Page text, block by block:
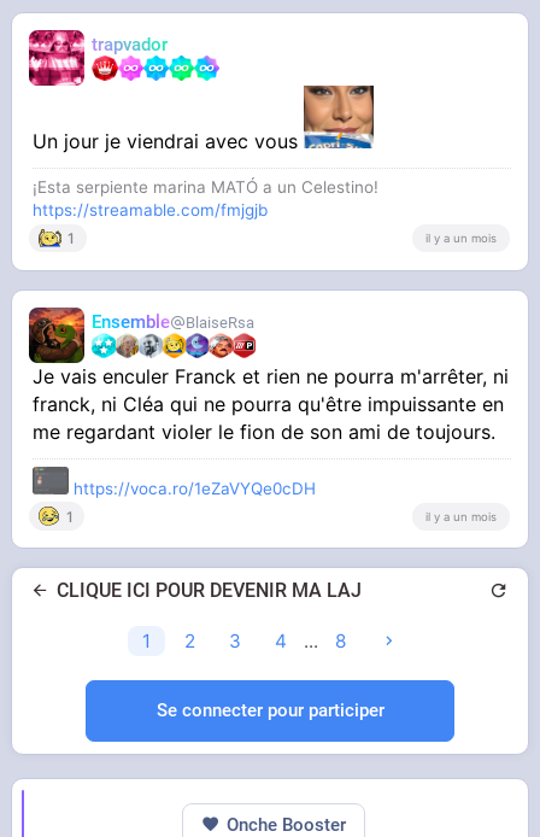
trapvador
Un jour je viendrai avec vous
¡Esta serpiente marina MATÓ a un Celestino!
https://streamable.com/fmjgjb
1 il y a un mois
Ensemble BlaiseRsa
Je vais enculer Franck et rien ne pourra m'arrêter, ni
franck, ni Cléa qui ne pourra qu'être impuissante en
me regardant violer le fion de son ami de toujours.
https://voca.ro/1eZaVYQe0cDH
1 il y a un mois
CLIQUE ICI POUR DEVENIR MA LAJ
1 2 3 4 ... 8
Se connecter pour participer
Onche Booster